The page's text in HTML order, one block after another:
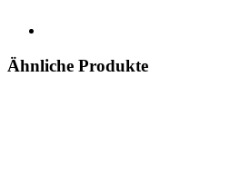
Ähnliche Produkte